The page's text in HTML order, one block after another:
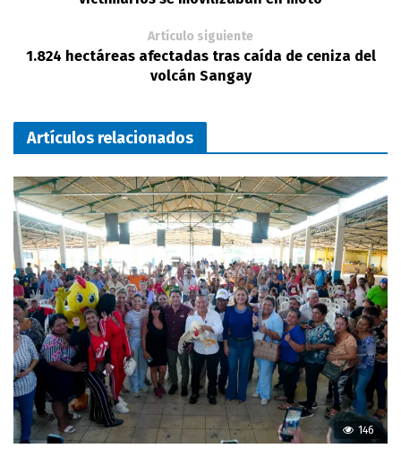
Artículo siguiente
1.824 hectáreas afectadas tras caída de ceniza del
volcán Sangay
Artículos relacionados
146